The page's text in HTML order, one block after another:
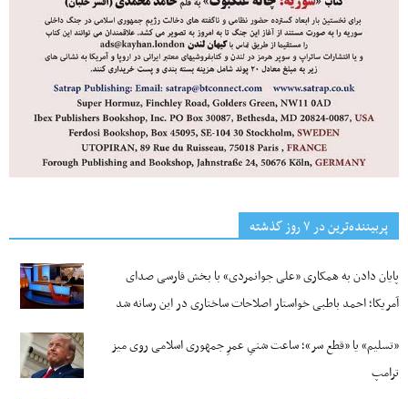
پربیننده‌ترین‌ در ۷ روز گذشته
پایان دادن به همکاری «علی جوانمردی» با بخش فارسی صدای
آمریکا؛ احمد باطبی خواستار اصلاحات ساختاری در این رسانه شد
«تسلیم» یا «قطع سر»؛ ساعت شنیِ عمرِ جمهوری اسلامی روی میز
ترامپ